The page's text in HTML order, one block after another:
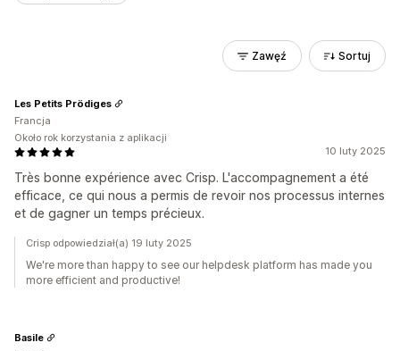
Zawęź Sortuj
10 luty 2025
Très bonne expérience avec Crisp. L'accompagnement a été
efficace, ce qui nous a permis de revoir nos processus internes
et de gagner un temps précieux.
Les Petits Prödiges
Francja
Około rok korzystania z aplikacji
Crisp odpowiedział(a) 19 luty 2025
We're more than happy to see our helpdesk platform has made you
more efficient and productive!
Basile